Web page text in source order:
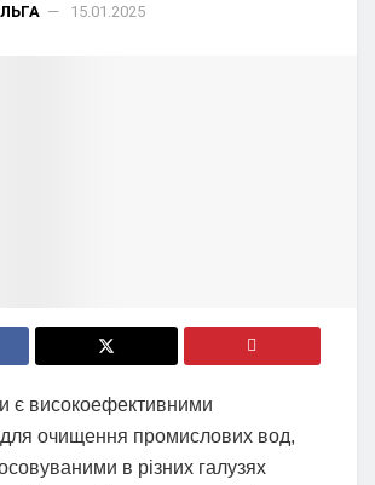
15.01.2025
є високоефективними
очищення промислових вод,
в різних галузях